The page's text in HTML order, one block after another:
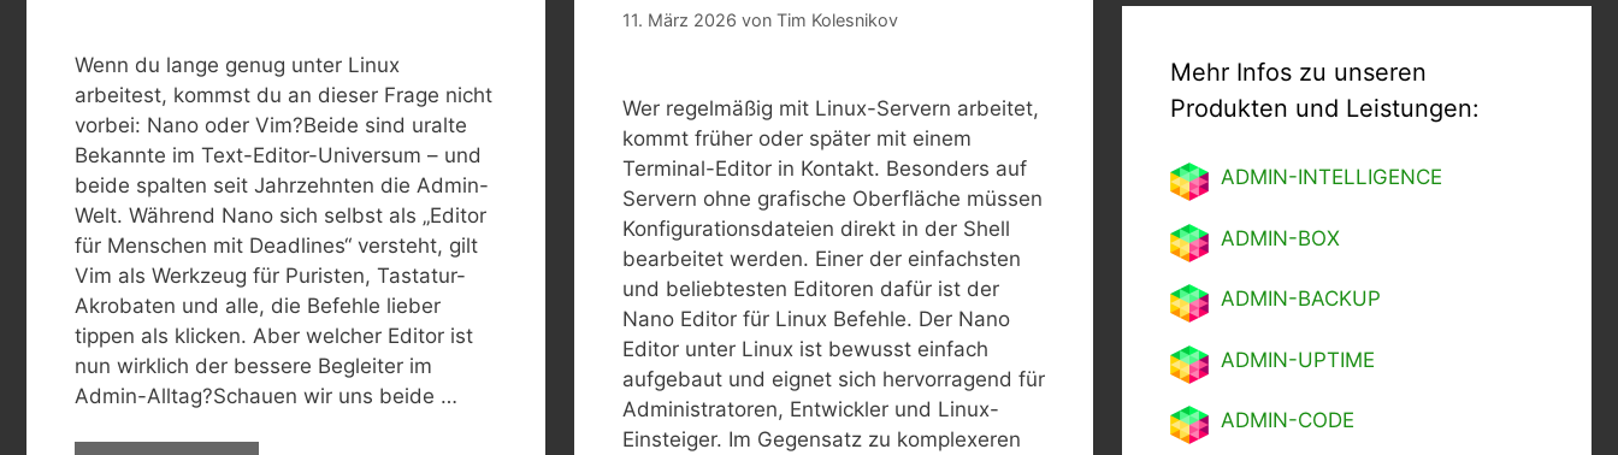
Wenn du lange genug unter Linux
arbeitest, kommst du an dieser Frage nicht
vorbei: Nano oder Vim?Beide sind uralte
Bekannte im Text-Editor-Universum – und
beide spalten seit Jahrzehnten die Admin-
Welt. Während Nano sich selbst als „Editor
für Menschen mit Deadlines“ versteht, gilt
Vim als Werkzeug für Puristen, Tastatur-
Akrobaten und alle, die Befehle lieber
tippen als klicken. Aber welcher Editor ist
nun wirklich der bessere Begleiter im
Admin-Alltag?Schauen wir uns beide …
11. März 2026 von Tim Kolesnikov
Wer regelmäßig mit Linux-Servern arbeitet,
kommt früher oder später mit einem
Terminal-Editor in Kontakt. Besonders auf
Servern ohne grafische Oberfläche müssen
Konfigurationsdateien direkt in der Shell
bearbeitet werden. Einer der einfachsten
und beliebtesten Editoren dafür ist der
Nano Editor für Linux Befehle. Der Nano
Editor unter Linux ist bewusst einfach
aufgebaut und eignet sich hervorragend für
Administratoren, Entwickler und Linux-
Einsteiger. Im Gegensatz zu komplexeren
Mehr Infos zu unseren
Produkten und Leistungen:
ADMIN-INTELLIGENCE
ADMIN-BOX
ADMIN-BACKUP
ADMIN-UPTIME
ADMIN-CODE